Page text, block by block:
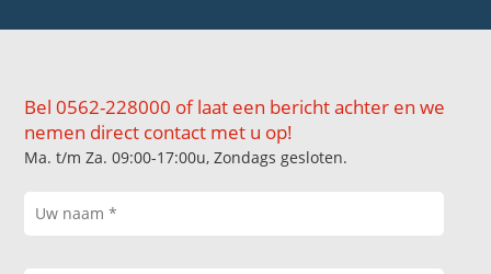
Bel 0562-228000 of laat een bericht achter en we
nemen direct contact met u op!
Ma. t/m Za. 09:00-17:00u, Zondags gesloten.